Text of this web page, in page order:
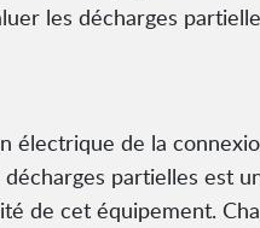
les décharges
électrique de la
partielles est
de cet équipement.